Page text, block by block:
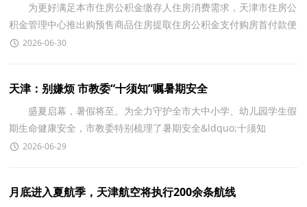
为更好满足本市住房公积金缴存人住房消费需求，天津市住房公
积金管理中心推出购预售商品住房提取住房公积金支付购房首付款便
民服务新举措，符合条件的缴存人、配偶及双方父
2026-06-30
天津：别嫌烦 市教委“十须知”嘱暑期安全
盛夏启幕，暑假将至。为全力守护全市大中小学、幼儿园学生假
期生命健康安全，市教委特别梳理了暑期安全&ldquo;十须知
&rdquo;温馨提示，请全体师生、家长切实做好假期安全防护
2026-06-29
月底进入夏航季，天津航空将执行200余条航线